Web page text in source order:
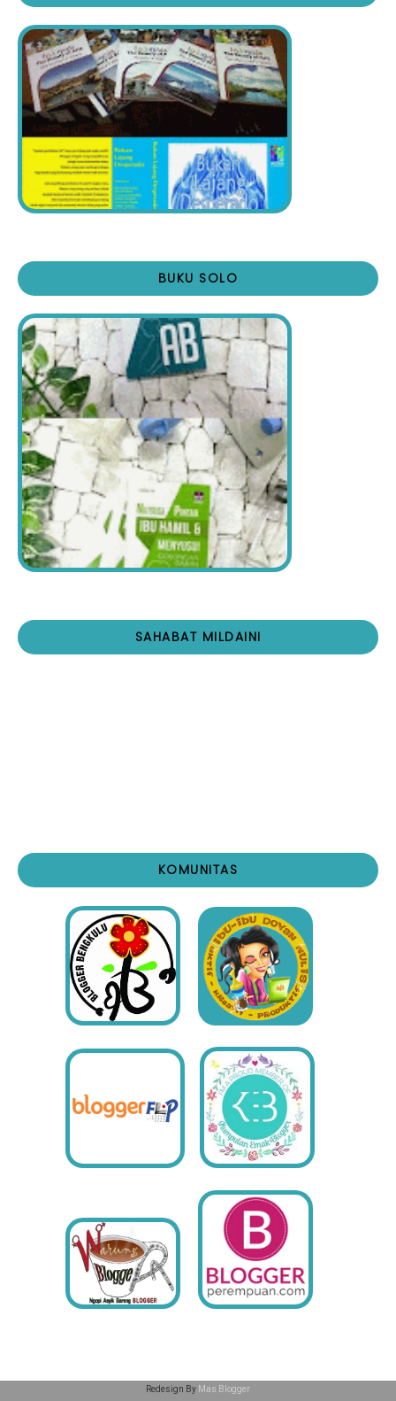
BUKU SOLO
SAHABAT MILDAINI
KOMUNITAS
Redesign By Mas Blogger